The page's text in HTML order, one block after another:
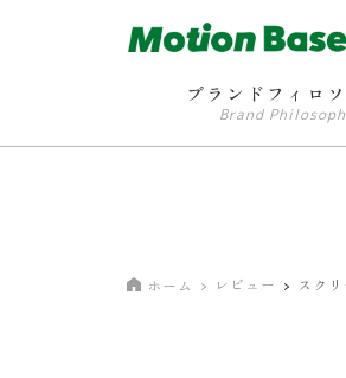
ブランドフィロソ
Brand
ホーム レビュー スク